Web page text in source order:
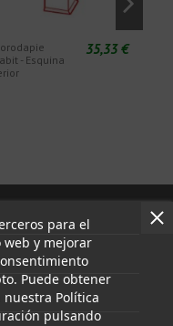
- Esquina
35,33 €
para el
y mejorar
Puede obtener
Política
pulsando